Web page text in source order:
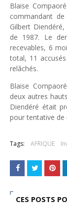
VTC :
Art et
Blaise
commandant
Gilbert
de 1987. Le
recevables, 6
total, 11
relâchés.
Blaise
deux autres
Diendéré était
pour tentative de
Tags: AFRIQUE
CES POSTS